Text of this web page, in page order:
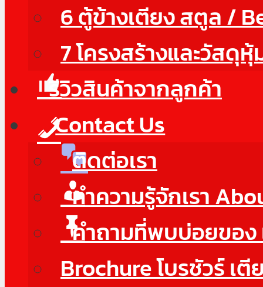
6 ตู้ข้างเตียง สตูล /
7 โครงสร้างและวัสดุ
รีวิวสินค้าจากลูกค้า
Contact Us
ติดต่อเรา
ทำความรู้จักเรา
คำถามที่พบบ่อยของ
Brochure โบรชัวร์ เ